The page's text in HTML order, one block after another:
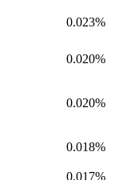
0.023%
0.020%
0.020%
0.018%
0.017%